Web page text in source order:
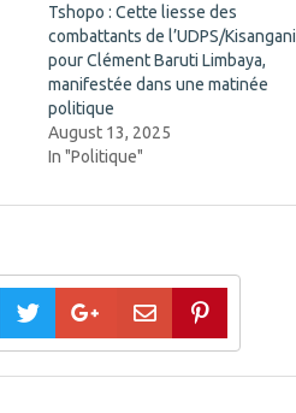
Tshopo : Cette liesse des
combattants de l’UDPS/Kisangani
pour Clément Baruti Limbaya,
manifestée dans une matinée
politique
August 13, 2025
In "Politique"